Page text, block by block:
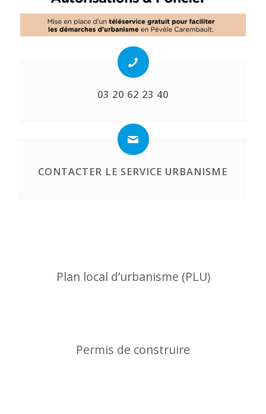
03 20 62 23 40
CONTACTER LE SERVICE URBANISME
Plan local d’urbanisme (PLU)
Permis de construire